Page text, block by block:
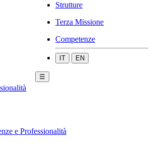
Strutture
Terza Missione
Competenze
IT EN
☰
e Professionalità